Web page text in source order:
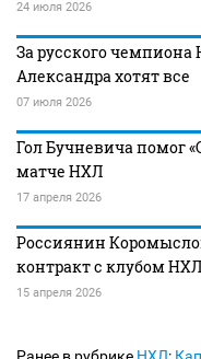
24 июля 2026
За русского
Александра хотят все
07 июля 2026
Гол Бучневича помог
матче НХЛ
17 апреля 2026
Россиянин
контракт с клубом
15 апреля 2026